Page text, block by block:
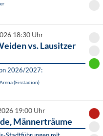
18:30 Uhr
vs. Lausitzer
2026/2027:
(Eisstadion)
19:00 Uhr
Männerträume